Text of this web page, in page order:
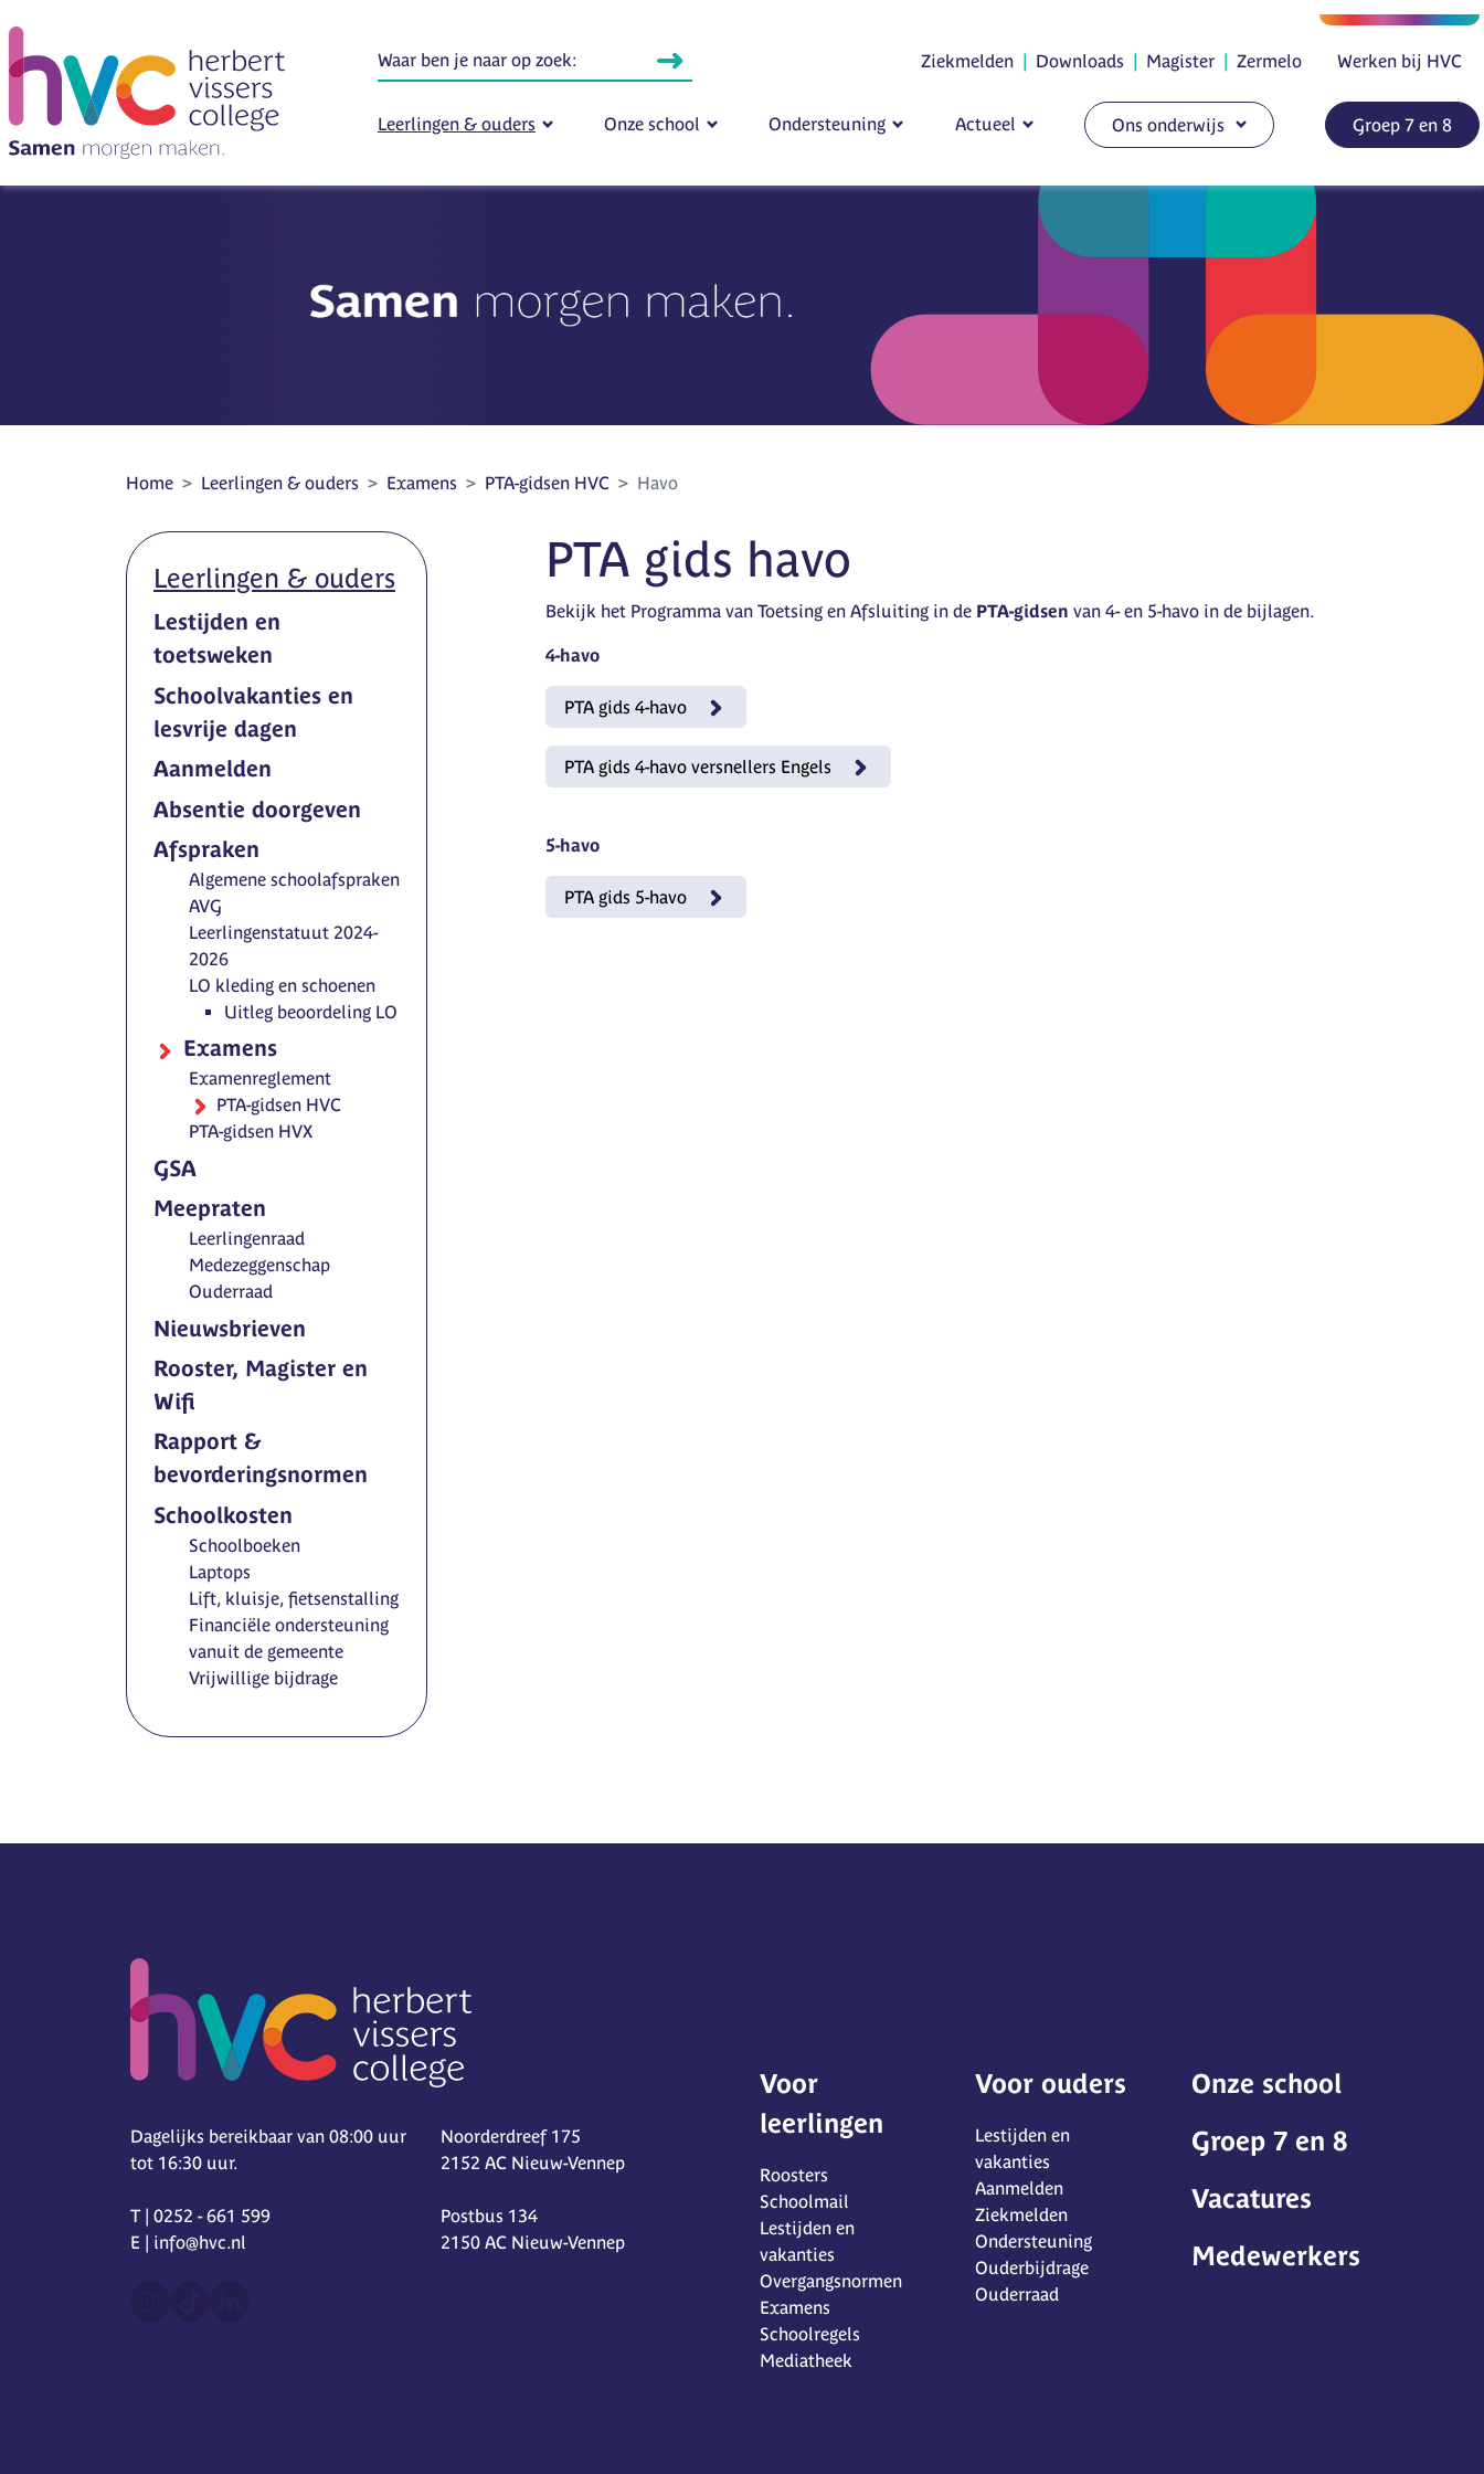
Ziekmelden | Downloads | Magister | Zermelo Werken bij HVC
Leerlingen & ouders Onze school Ondersteuning Actueel Ons onderwijs Groep 7 en 8
Home Leerlingen & ouders Examens PTA-gidsen HVC Havo
Leerlingen & ouders
Lestijden en
toetsweken
Schoolvakanties en
lesvrije dagen
Aanmelden
Absentie doorgeven
Afspraken
Algemene schoolafspraken
AVG
Leerlingenstatuut 2024-
2026
LO kleding en schoenen
Uitleg beoordeling LO
Examens
Examenreglement
PTA-gidsen HVC
PTA-gidsen HVX
GSA
Meepraten
Leerlingenraad
Medezeggenschap
Ouderraad
Nieuwsbrieven
Rooster, Magister en
Wifi
Rapport &
bevorderingsnormen
Schoolkosten
Schoolboeken
Laptops
Lift, kluisje, fietsenstalling
Financiële ondersteuning
vanuit de gemeente
Vrijwillige bijdrage
PTA gids havo
Bekijk het Programma van Toetsing en Afsluiting in de PTA-gidsen van 4- en 5-havo in de bijlagen.
4-havo
PTA gids 4-havo
PTA gids 4-havo versnellers Engels
5-havo
PTA gids 5-havo
Dagelijks bereikbaar van 08:00 uur
tot 16:30 uur.
T | 0252 - 661 599
E | info@hvc.nl
Noorderdreef 175
2152 AC Nieuw-Vennep
Postbus 134
2150 AC Nieuw-Vennep
Voor
leerlingen
Roosters
Schoolmail
Lestijden en
vakanties
Overgangsnormen
Examens
Schoolregels
Mediatheek
Voor ouders
Lestijden en
vakanties
Aanmelden
Ziekmelden
Ondersteuning
Ouderbijdrage
Ouderraad
Onze school
Groep 7 en 8
Vacatures
Medewerkers